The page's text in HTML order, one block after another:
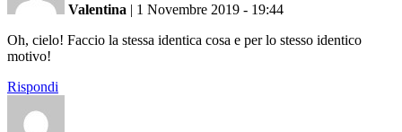
Valentina | 1 Novembre 2019 - 19:44
Oh, cielo! Faccio la stessa identica cosa e per lo stesso identico
motivo!
Rispondi